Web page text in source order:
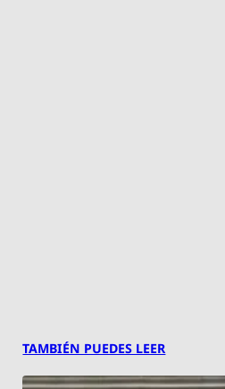
TAMBIÉN PUEDES LEER